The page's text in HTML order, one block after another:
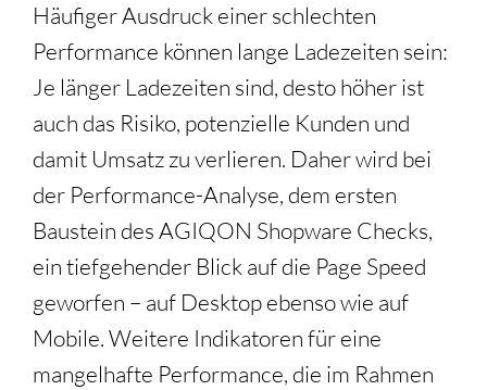
Häufiger Ausdruck einer schlechten
Performance können lange Ladezeiten sein:
Je länger Ladezeiten sind, desto höher ist
auch das Risiko, potenzielle Kunden und
damit Umsatz zu verlieren. Daher wird bei
der Performance-Analyse, dem ersten
Baustein des AGIQON Shopware Checks,
ein tiefgehender Blick auf die Page Speed
geworfen – auf Desktop ebenso wie auf
Mobile. Weitere Indikatoren für eine
mangelhafte Performance, die im Rahmen